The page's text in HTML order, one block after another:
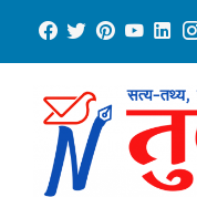
content